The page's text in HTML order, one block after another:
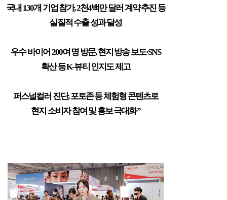
국내 130개 기업 참가, 2천4백만 달러 계약 추진 등
실질적 수출 성과 달성
우수 바이어 200여 명 방문,현지 방송 보도·SNS
확산 등K-뷰티 인지도 제고
퍼스널컬러 진단,포토존 등 체험형 콘텐츠로
현지 소비자 참여 및 홍보 극대화”